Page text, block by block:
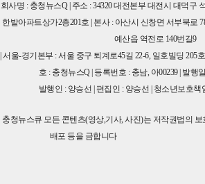
회사명 : 충청뉴스Q | 주소 : 34320 대전본부 대전시 대덕구
한밭아파트상가2층201호 | 본사 : 아산시 신창면 서부북로
예산읍 역전로 140번길9
| 서울-경기본부 : 서울 중구 퇴계로45길 22-6, 일호빌딩 205호
호 : 충청뉴스Q | 등록번호 : 충남, 아00239 | 발행
발행인 : 양승선 | 편집인 : 양승선 | 청소년보호책
충청뉴스큐 모든 콘텐츠(영상,기사, 사진)는 저작권법의
배포 등을 금